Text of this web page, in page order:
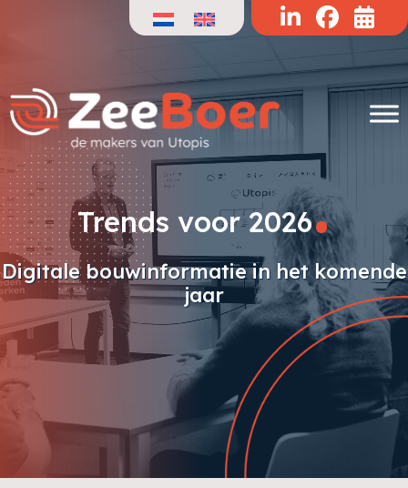
Trends voor 2026.
Digitale bouwinformatie in het komende
jaar